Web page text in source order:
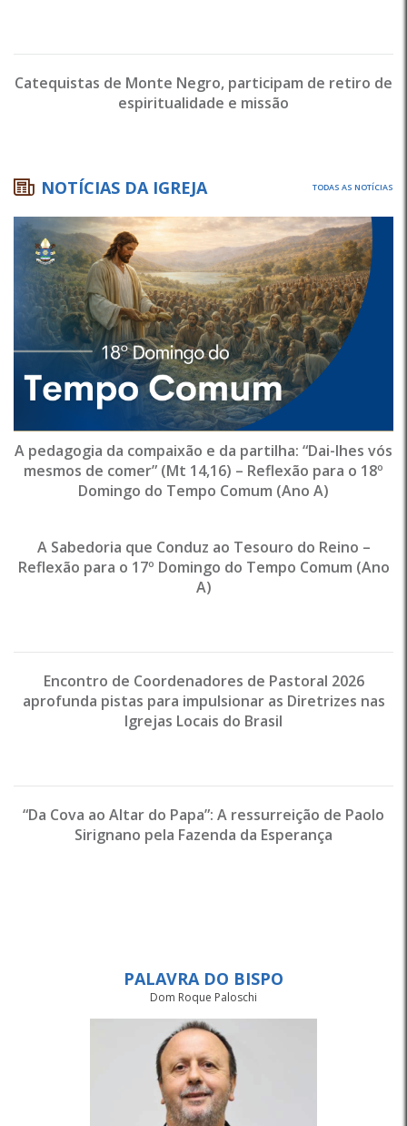
Catequistas de Monte Negro, participam de retiro de
espiritualidade e missão
NOTÍCIAS DA IGREJA TODAS AS NOTÍCIAS
A pedagogia da compaixão e da partilha: “Dai-lhes vós
mesmos de comer” (Mt 14,16) – Reflexão para o 18º
Domingo do Tempo Comum (Ano A)
A Sabedoria que Conduz ao Tesouro do Reino –
Reflexão para o 17º Domingo do Tempo Comum (Ano
A)
Encontro de Coordenadores de Pastoral 2026
aprofunda pistas para impulsionar as Diretrizes nas
Igrejas Locais do Brasil
“Da Cova ao Altar do Papa”: A ressurreição de Paolo
Sirignano pela Fazenda da Esperança
PALAVRA DO BISPO
Dom Roque Paloschi